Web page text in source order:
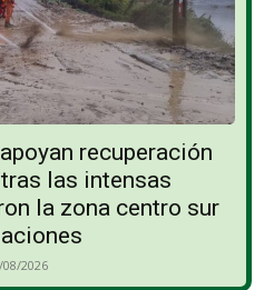
recuperación
las intensas
la zona centro sur
08/2026